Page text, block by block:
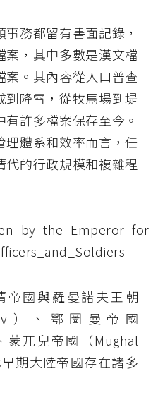
務都留有書面記錄，
案，其中多數是漢文檔
。其內容從人口普查
降雪，從牧馬場到堤
許多檔案保存至今。
理體系和效率而言，任
的行政規模和複雜程
帝國與羅曼諾夫王朝
）、鄂圖曼帝國
蒙兀兒帝國（Mughal
期大陸帝國存在諸多